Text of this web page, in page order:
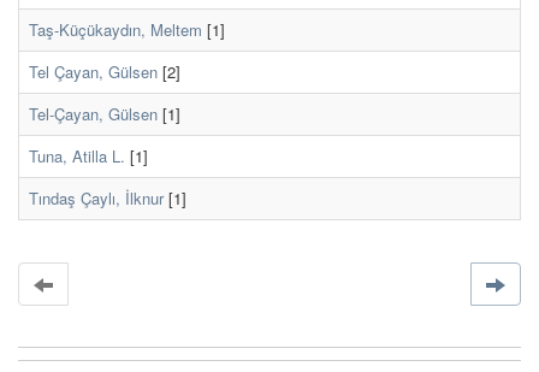
Taş-Küçükaydın, Meltem [1]
Tel Çayan, Gülsen [2]
Tel-Çayan, Gülsen [1]
Tuna, Atilla L. [1]
Tındaş Çaylı, İlknur[1]